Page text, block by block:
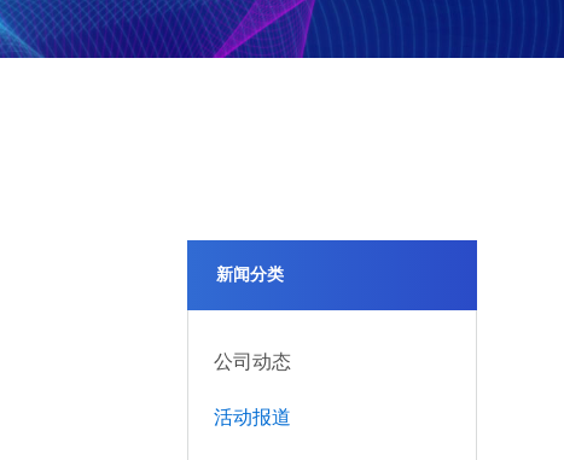
新闻分类
公司动态
活动报道